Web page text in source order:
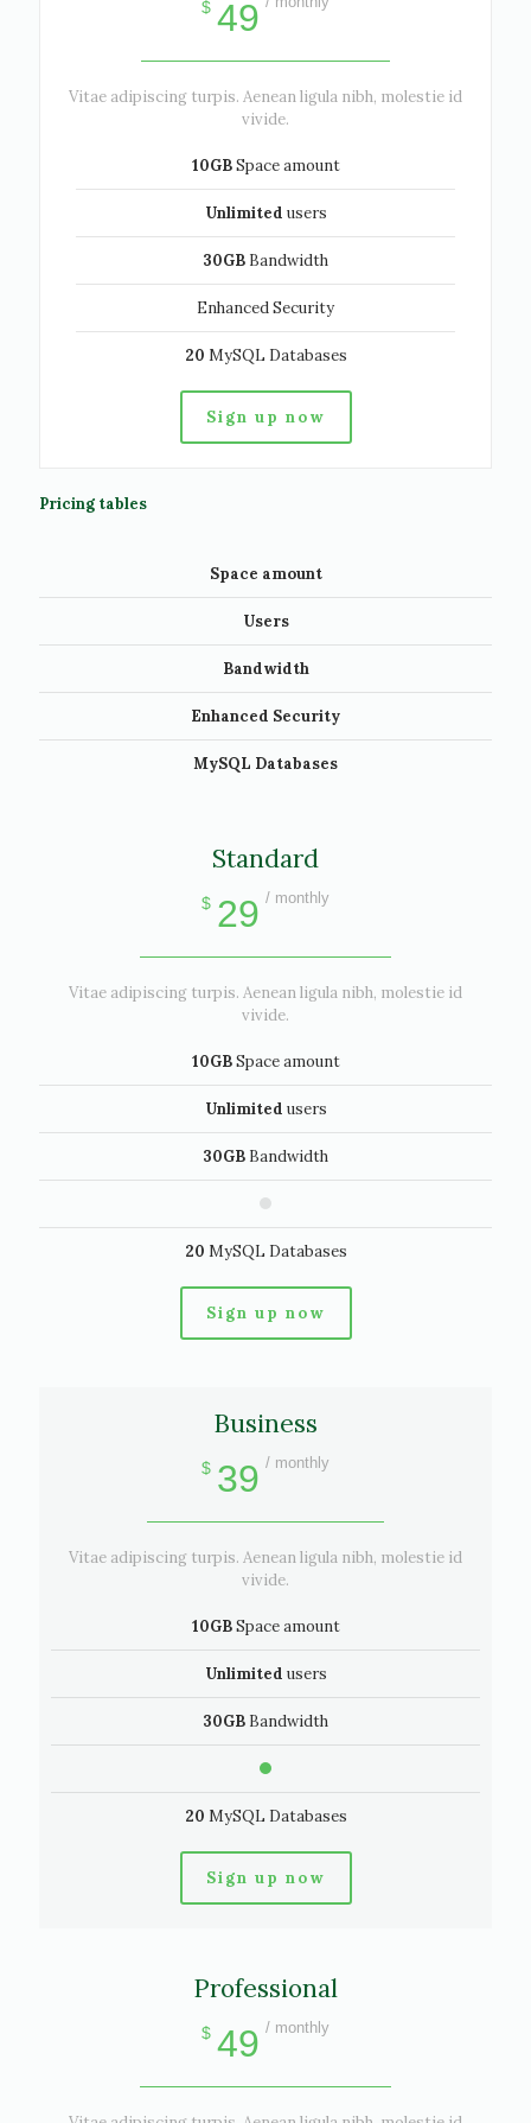
$ 49
Vitae adipiscing turpis. Aenean ligula nibh, molestie id
vivide.
10GBSpace amount
Unlimited users
30GB Bandwidth
Enhanced Security
20 MySQL Databases
Sign up now
Pricing tables
Space amount
Users
Bandwidth
Enhanced Security
MySQL Databases
Standard
$ 29 / monthly
Vitae adipiscing turpis. Aenean ligula nibh, molestie id
vivide.
10GBSpace amount
Unlimited users
30GB Bandwidth
20 MySQL Databases
Sign up now
Business
$ 39 / monthly
Vitae adipiscing turpis. Aenean ligula nibh, molestie id
vivide.
10GBSpace amount
Unlimited users
30GB Bandwidth
20 MySQL Databases
Sign up now
Professional
$ 49 / monthly